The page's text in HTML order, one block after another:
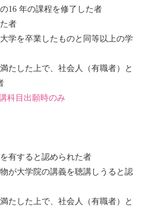
16 年の課程を修了した者
者
学を卒業したものと同等以上の学
たした上で、社会人（有職者）と
科目出願時のみ
有すると認められた者
が大学院の講義を聴講しうると認
たした上で、社会人（有職者）と